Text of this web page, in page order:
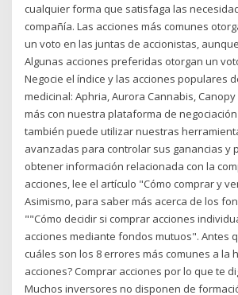
cualquier forma que satisfaga las
compañía. Las acciones más comunes
un voto en las juntas de accionistas,
Algunas acciones preferidas otorgan un
Negocie el índice y las acciones populares
medicinal: Aphria, Aurora Cannabis,
más con nuestra plataforma de negociación
también puede utilizar nuestras
avanzadas para controlar sus ganancias y
obtener información relacionada con la
acciones, lee el artículo "Cómo comprar y
Asimismo, para saber más acerca de los
""Cómo decidir si comprar acciones
acciones mediante fondos mutuos". Antes
cuáles son los 8 errores más comunes a la
acciones? Comprar acciones por lo que te
Muchos inversores no disponen de